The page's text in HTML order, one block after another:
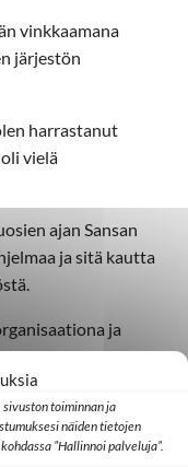
toiminnan ja
näiden tietojen
”Hallinnoi palveluja”.
vinkkaamana
järjestön
harrastanut
vielä
ajan Sansan
ja sitä kautta
ja
oli antoisa ja
työ tuli entistä
koordinaattori